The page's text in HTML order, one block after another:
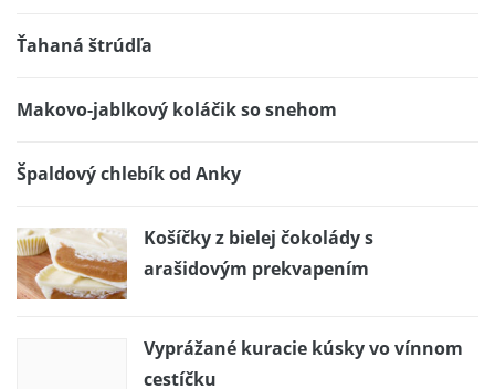
Ťahaná štrúdľa
Makovo-jablkový koláčik so snehom
Špaldový chlebík od Anky
Košíčky z bielej čokolády s
arašidovým prekvapením
Vyprážané kuracie kúsky vo vínnom
cestíčku